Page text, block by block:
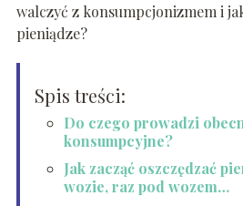
walczyć z konsumpcjonizmem i
pieniądze?
Spis treści:
Do czego prowadzi
konsumpcyjne?
Jak zacząć oszczędzać
wozie, raz pod wozem…